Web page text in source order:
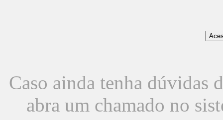
Caso ainda tenha dúvidas
abra um chamado no